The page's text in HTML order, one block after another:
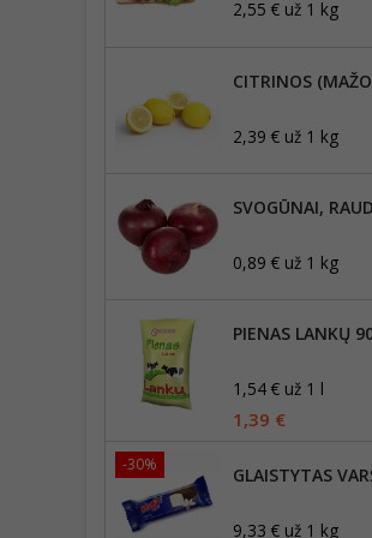
2,55 € už 1 kg
CITRINOS
2,39 € už 1 kg
0,89 € už 1 kg
1,54 € už 1 l
1,39 €
-30%
9,33 € už 1 kg